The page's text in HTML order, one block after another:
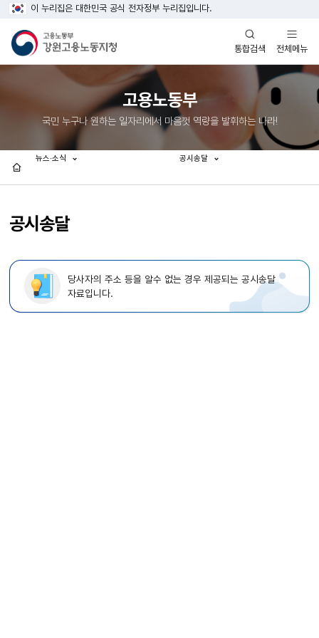
이 누리집은 대한민국 공식 전자정부 누리집입니다.
통합검색
열기
전체메뉴
열기
고용노동부
국민 누구나 원하는 일자리에서 마음껏 역량을 발휘하는 나라!
공시송달
뉴스·소식 공시송달
당사자의 주소 등을 알수 없는 경우 제공되는 공시송달
자료입니다.